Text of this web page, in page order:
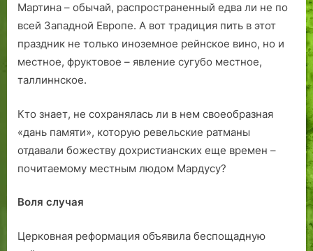
Мартина – обычай, распространенный едва ли не по
всей Западной Европе. А вот традиция пить в этот
праздник не только иноземное рейнское вино, но и
местное, фруктовое – явление сугубо местное,
таллиннское.
Кто знает, не сохранялась ли в нем своеобразная
«дань памяти», которую ревельские ратманы
отдавали божеству дохристианских еще времен –
почитаемому местным людом Мардусу?
Воля случая
Церковная реформация объявила беспощадную